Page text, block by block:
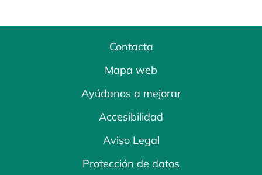
Contacta
Mapa web
Ayúdanos a mejorar
Accesibilidad
Aviso Legal
Protección de datos